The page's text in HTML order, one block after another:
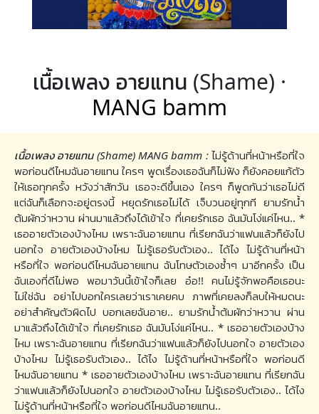
เนื้อเพลง อายแทน (Shame) ·
MANG bamm
เนื้อเพลง อายแทน (Shame) MANG bamm : ไม่รู้ด้านที่หน้าหรือที่ใจ
พอก่อนดีไหมฉันอายแทน ใครๆ พูดเรื่องเธอฉันก็ไม่ฟัง ก็ยังคอยแก้ตัว
ให้เธอทุกครั้ง หวังว่าสักวัน เธอจะดีขึ้นเอง ใครๆ ก็พูดกันว่าเธอไม่ดี
แต่ฉันก็เลือกจะอยู่ตรงนี้ หยุดรักเธอไม่ได้ เจ็บวนอยู่ทุกที ยามรักน้ำ
ต้มผักว่าหวาน ผ่านมาแล้วถึงได้เข้าใจ ที่เคยรักเธอ ฉันมันโง่แค่ไหน.. *
เธออายตัวเองบ้างไหม เพราะฉันอายแทน ที่เรียกฉันว่าแฟนแล้วก็ยังไป
นอกใจ อายตัวเองบ้างไหม ไม่รู้เธอรับตัวเอง.. ได้ไง ไม่รู้ด้านที่หน้า
หรือที่ใจ พอก่อนดีไหมฉันอายแทน ฉันโทษตัวเองซ้ำๆ มาอีกครั้ง เป็น
ฉันเองที่ดีไม่พอ พอมาวันนี้เข้าใจก็เลย อ๋อ!! คนไม่รู้จักพอคือเธอนะ
ไม่ใช่ฉัน อย่าไปบอกใครเลยว่าเราเคยคบ ภาพที่เคยลงก็ลบให้หมดนะ
อย่าสำคัญตัวผิดไป บอกเลยฉันอาย.. ยามรักน้ำต้มผักว่าหวาน ผ่าน
มาแล้วถึงได้เข้าใจ ที่เคยรักเธอ ฉันมันโง่แค่ไหน.. * เธออายตัวเองบ้าง
ไหม เพราะฉันอายแทน ที่เรียกฉันว่าแฟนแล้วก็ยังไปนอกใจ อายตัวเอง
บ้างไหม ไม่รู้เธอรับตัวเอง.. ได้ไง ไม่รู้ด้านที่หน้าหรือที่ใจ พอก่อนดี
ไหมฉันอายแทน * เธออายตัวเองบ้างไหม เพราะฉันอายแทน ที่เรียกฉัน
ว่าแฟนแล้วก็ยังไปนอกใจ อายตัวเองบ้างไหม ไม่รู้เธอรับตัวเอง.. ได้ไง
ไม่รู้ด้านที่หน้าหรือที่ใจ พอก่อนดีไหมฉันอายแทน..